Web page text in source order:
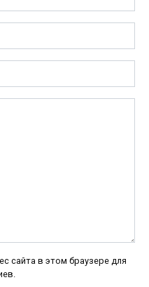
сайта в этом браузере для